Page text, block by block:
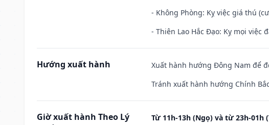
- Không Phòng: Kỵ việc giá thú
- Thiên Lao Hắc Đạo: Kỵ mọi việc
Hướng xuất hành
Xuất hành hướng Đông Nam để
Tránh xuất hành hướng Chính
Giờ xuất hành Theo Lý
Từ 11h-13h (Ngọ) và từ 23h-01h